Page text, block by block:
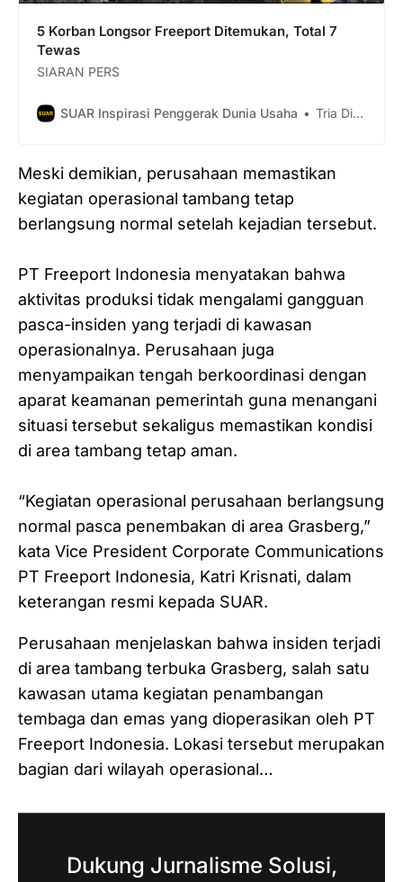
5 Korban Longsor Freeport Ditemukan, Total 7
Tewas
SIARAN PERS
SUAR Inspirasi Penggerak Dunia Usaha Tria Dianti
Meski demikian, perusahaan memastikan
kegiatan operasional tambang tetap
berlangsung normal setelah kejadian tersebut.
‎PT Freeport Indonesia menyatakan bahwa
aktivitas produksi tidak mengalami gangguan
pasca-insiden yang terjadi di kawasan
operasionalnya. Perusahaan juga
menyampaikan tengah berkoordinasi dengan
aparat keamanan pemerintah guna menangani
situasi tersebut sekaligus memastikan kondisi
di area tambang tetap aman.
‎“Kegiatan operasional perusahaan berlangsung
normal pasca penembakan di area Grasberg,”
kata Vice President Corporate Communications
PT Freeport Indonesia, Katri Krisnati, dalam
keterangan resmi kepada SUAR.
Perusahaan menjelaskan bahwa insiden terjadi
di area tambang terbuka Grasberg, salah satu
kawasan utama kegiatan penambangan
tembaga dan emas yang dioperasikan oleh PT
Freeport Indonesia. Lokasi tersebut merupakan
bagian dari wilayah operasional…
Dukung Jurnalisme Solusi,